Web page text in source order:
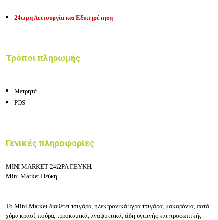
24ωρη Λειτουργία και Εξυπηρέτηση
Τρόποι πληρωμής
Μετρητά
POS
Γενικές πληροφορίες
MINI MARKET 24ΩΡΑ ΠΕΥΚΗ:
Mini Market Πεύκη
Το Mini Market διαθέτει τσιγάρα, ηλεκτρονικά υγρά τσιγάρα, μακαρόνια, ποτά
χύμα κρασί, πούρα, τυροκομικά, αναψυκτικά, είδη υγιεινής και προσωπικής